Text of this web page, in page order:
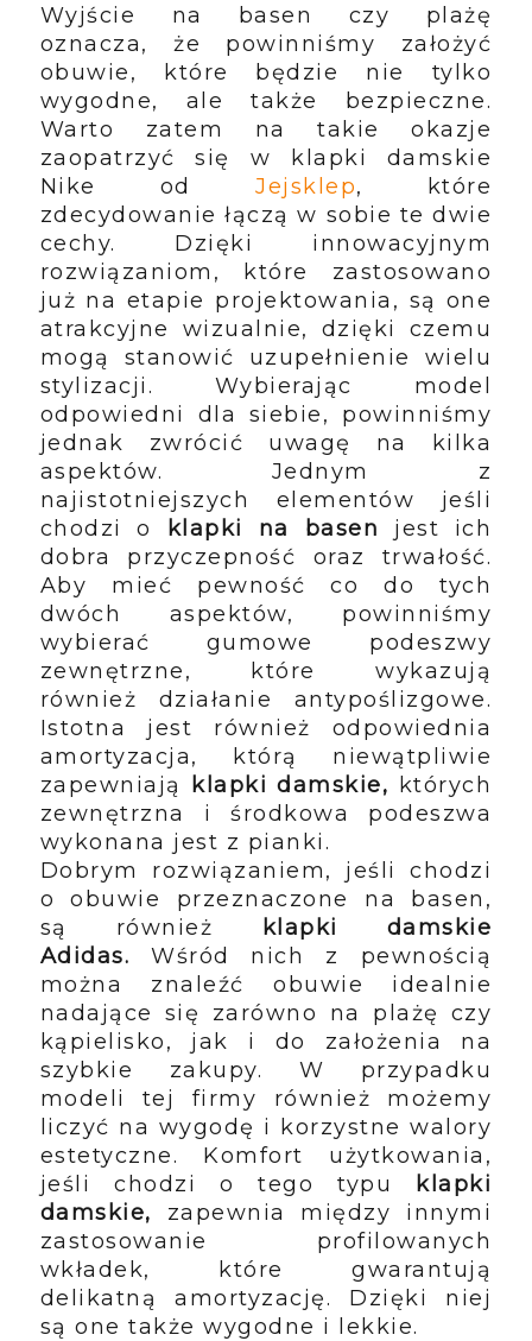
Wyjście na basen czy plażę
oznacza, że powinniśmy założyć
obuwie, które będzie nie tylko
wygodne, ale także bezpieczne.
Warto zatem na takie okazje
zaopatrzyć się w klapki damskie
Nike odJejsklep,
które
zdecydowanie łączą w sobie te dwie
cechy. Dzięki innowacyjnym
rozwiązaniom, które zastosowano
już na etapie projektowania, są one
atrakcyjne wizualnie, dzięki czemu
mogą stanowić uzupełnienie wielu
stylizacji. Wybierając model
odpowiedni dla siebie, powinniśmy
jednak zwrócić uwagę na kilka
aspektów. Jednym z
najistotniejszych elementów jeśli
chodzi o
klapki na basen jest ich
dobra przyczepność oraz trwałość.
Aby mieć pewność co do tych
dwóch aspektów, powinniśmy
wybierać gumowe podeszwy
zewnętrzne, które wykazują
również działanie antypoślizgowe.
Istotna jest również odpowiednia
amortyzacja, którą niewątpliwie
zapewniają
klapki damskie, których
zewnętrzna i środkowa podeszwa
wykonana jest z pianki.
Dobrym rozwiązaniem, jeśli chodzi
o obuwie przeznaczone na basen,
są również
klapki damskie
Adidas.Wśród nich z pewnością
można znaleźć obuwie idealnie
nadające się zarówno na plażę czy
kąpielisko, jak i do założenia na
szybkie zakupy. W przypadku
modeli tej firmy również możemy
liczyć na wygodę i korzystne walory
estetyczne. Komfort użytkowania,
jeśli chodzi o tego typu
klapki
damskie, zapewnia między innymi
zastosowanie profilowanych
wkładek, które gwarantują
delikatną amortyzację. Dzięki niej
są one także wygodne i lekkie.